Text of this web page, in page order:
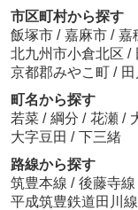
市区町村から探す
飯塚市 / 嘉麻市 / 嘉
北九州市小倉北区 /
京都郡みやこ町 /
町名から探す
若菜 / 綱分 / 花瀬 /
大字豆田 / 下三緒
路線から探す
筑豊本線 / 後藤寺線
平成筑豊鉄道田川線